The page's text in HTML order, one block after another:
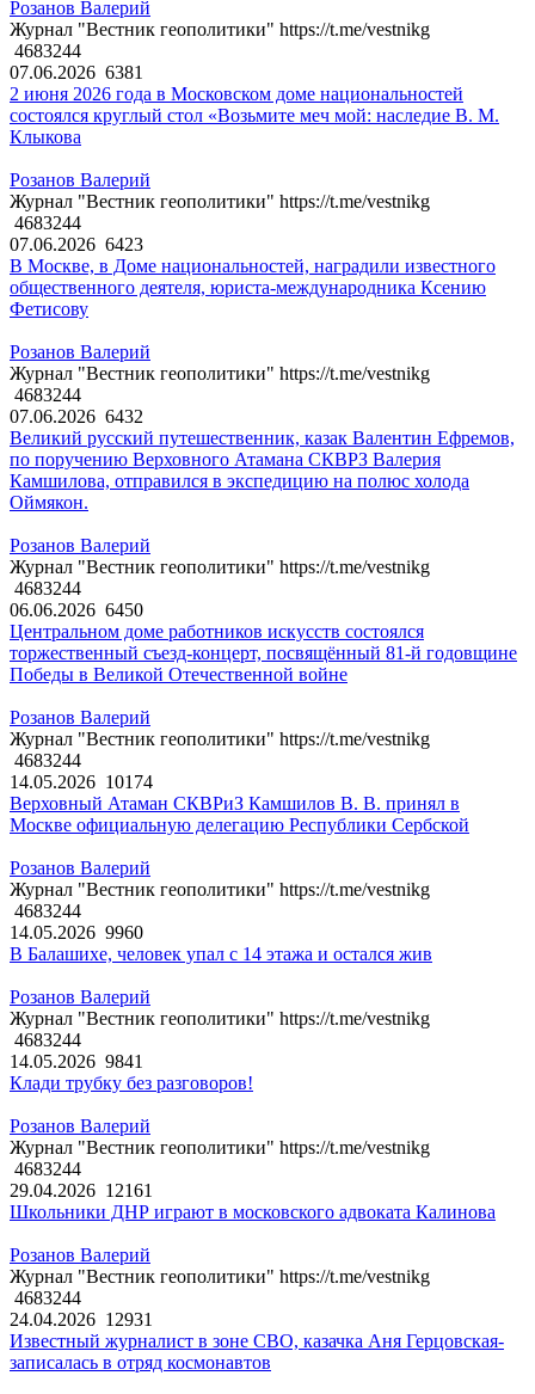
Розанов Валерий
Журнал "Вестник геополитики" https://t.me/vestnikg
4683244
07.06.2026 6381
2 июня 2026 года в Московском доме национальностей
состоялся круглый стол «Возьмите меч мой: наследие В. М.
Клыкова
Розанов Валерий
Журнал "Вестник геополитики" https://t.me/vestnikg
4683244
07.06.2026 6423
В Москве, в Доме национальностей, наградили известного
общественного деятеля, юриста-международника Ксению
Фетисову
Розанов Валерий
Журнал "Вестник геополитики" https://t.me/vestnikg
4683244
07.06.2026 6432
Великий русский путешественник, казак Валентин Ефремов,
по поручению Верховного Атамана СКВРЗ Валерия
Камшилова, отправился в экспедицию на полюс холода
Оймякон.
Розанов Валерий
Журнал "Вестник геополитики" https://t.me/vestnikg
4683244
06.06.2026 6450
Центральном доме работников искусств состоялся
торжественный съезд-концерт, посвящённый 81-й годовщине
Победы в Великой Отечественной войне
Розанов Валерий
Журнал "Вестник геополитики" https://t.me/vestnikg
4683244
14.05.2026 10174
Верховный Атаман СКВРиЗ Камшилов В. В. принял в
Москве официальную делегацию Республики Сербской
Розанов Валерий
Журнал "Вестник геополитики" https://t.me/vestnikg
4683244
14.05.2026 9960
В Балашихе, человек упал с 14 этажа и остался жив
Розанов Валерий
Журнал "Вестник геополитики" https://t.me/vestnikg
4683244
14.05.2026 9841
Клади трубку без разговоров!
Розанов Валерий
Журнал "Вестник геополитики" https://t.me/vestnikg
4683244
29.04.2026 12161
Школьники ДНР играют в московского адвоката Калинова
Розанов Валерий
Журнал "Вестник геополитики" https://t.me/vestnikg
4683244
24.04.2026 12931
Известный журналист в зоне СВО, казачка Аня Герцовская-
записалась в отряд космонавтов